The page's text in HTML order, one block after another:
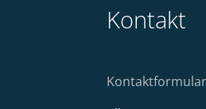
Kontakt
Kontaktformular